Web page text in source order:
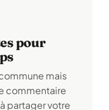
pour
mais
commentaire
partager votre